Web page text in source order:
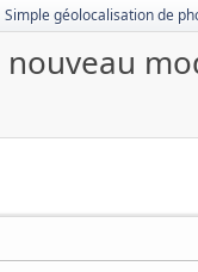
Simple géolocalisation de